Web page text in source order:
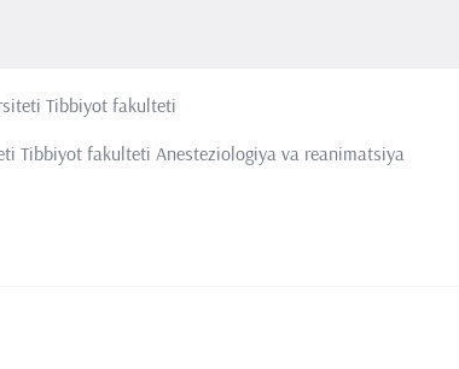
Tibbiyot fakulteti
Tibbiyot fakulteti Anesteziologiya va reanimatsiya